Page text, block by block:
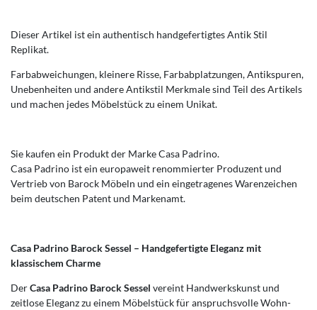
Dieser Artikel ist ein authentisch handgefertigtes Antik Stil
Replikat.
Farbabweichungen, kleinere Risse, Farbabplatzungen, Antikspuren,
Unebenheiten und andere Antikstil Merkmale sind Teil des Artikels
und machen jedes Möbelstück zu einem Unikat.
Sie kaufen ein Produkt der Marke Casa Padrino.
Casa Padrino ist ein europaweit renommierter Produzent und
Vertrieb von Barock Möbeln und ein eingetragenes Warenzeichen
beim deutschen Patent und Markenamt.
Casa Padrino Barock Sessel – Handgefertigte Eleganz mit
klassischem Charme
DerCasa Padrino Barock Sessel vereint Handwerkskunst und
zeitlose Eleganz zu einem Möbelstück für anspruchsvolle Wohn-